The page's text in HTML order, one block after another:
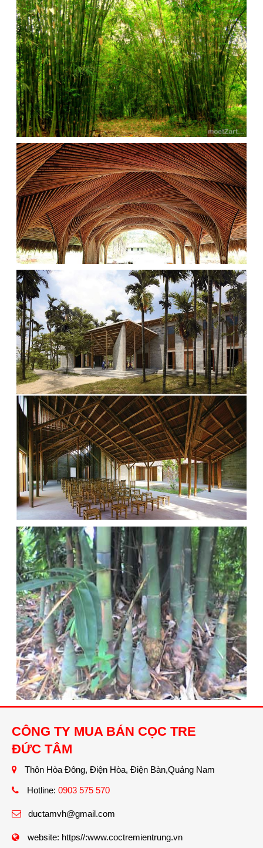
CÔNG TY MUA BÁN CỌC TRE
ĐỨC TÂM
Thôn Hòa Đông, Điện Hòa, Điện Bàn,Quảng Nam
Hotline: 0903 575 570
ductamvh@gmail.com
website: https//:www.coctremientrung.vn